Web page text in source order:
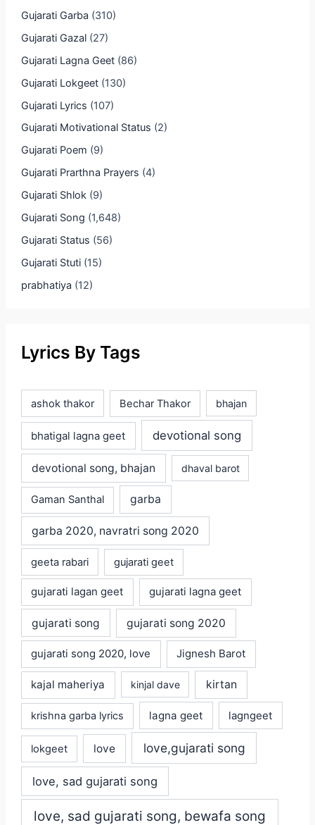
Gujarati Garba (310)
Gujarati Gazal(27)
Gujarati Lagna Geet(86)
Gujarati Lokgeet(130)
Gujarati Lyrics (107)
Gujarati Motivational Status (2)
Gujarati Poem (9)
Gujarati Prarthna Prayers (4)
Gujarati Shlok(9)
Gujarati Song (1,648)
Gujarati Status (56)
Gujarati Stuti(15)
prabhatiya (12)
Lyrics By Tags
ashok thakor Bechar Thakor bhajan
bhatigal lagna geet devotional song
devotional song, bhajan dhaval barot
Gaman Santhal garba
garba 2020, navratri song 2020
geeta rabari gujarati geet
gujarati lagan geet gujarati lagna geet
gujarati song gujarati song 2020
gujarati song 2020, love Jignesh Barot
kajal maheriya kinjal dave kirtan
krishna garba lyrics lagna geet lagngeet
lokgeet love love,gujarati song
love, sad gujarati song
love, sad gujarati song, bewafa song